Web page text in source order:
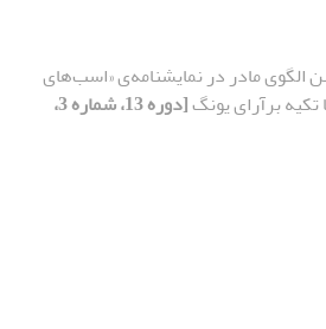
الگوی مادر در نمایشنامه‌ی «اسب‌های
برآرای یونگ
[دوره 13، شماره 3،